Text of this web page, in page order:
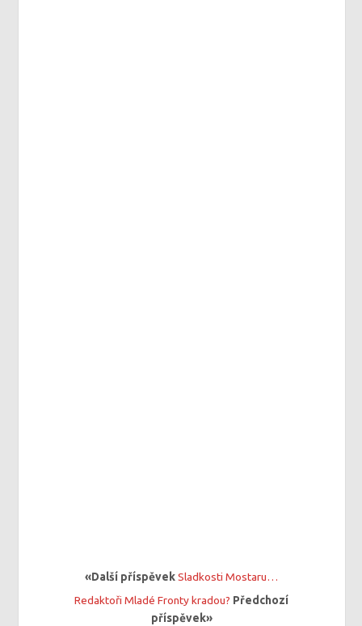
«Další příspěvekSladkosti Mostaru…
Redaktoři Mladé Fronty kradou? Předchozí
příspěvek»